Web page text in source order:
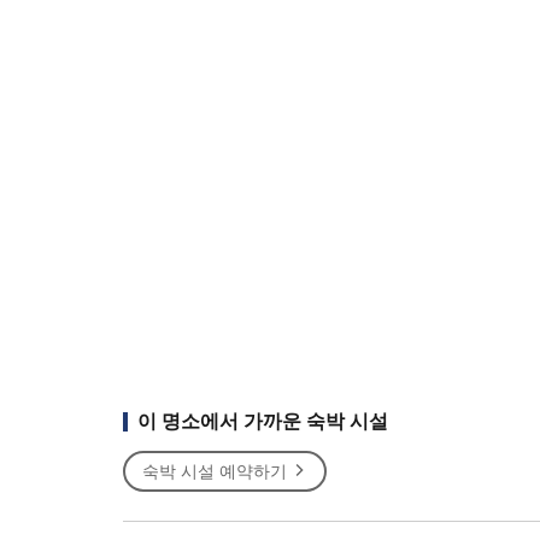
이 명소에서 가까운 숙박 시설
숙박 시설 예약하기